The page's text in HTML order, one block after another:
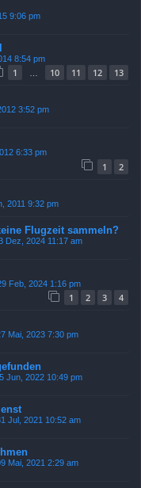
9:06 pm
8:54 pm
1 10 11 12 13
3:52 pm
6:33 pm
1 2
2011 9:32 pm
Flugzeit sammeln?
Dez, 2024 11:17 am
Feb, 2024 1:16 pm
1 2 3 4
Mai, 2023 7:30 pm
Jun, 2022 10:49 pm
Jul, 2021 10:52 am
Mai, 2021 2:29 am